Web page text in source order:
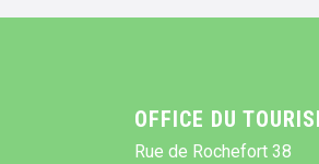
OFFICE DU
Rue de Rochefort 38